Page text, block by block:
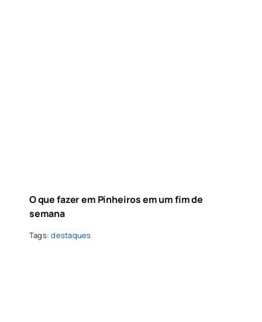
O que fazer em Pinheiros em um fim de
semana
Tags:destaques